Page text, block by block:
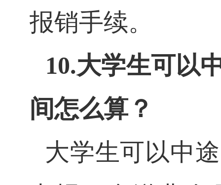
报销手续。
10.大学生可以
间怎么算？
大学生可以中